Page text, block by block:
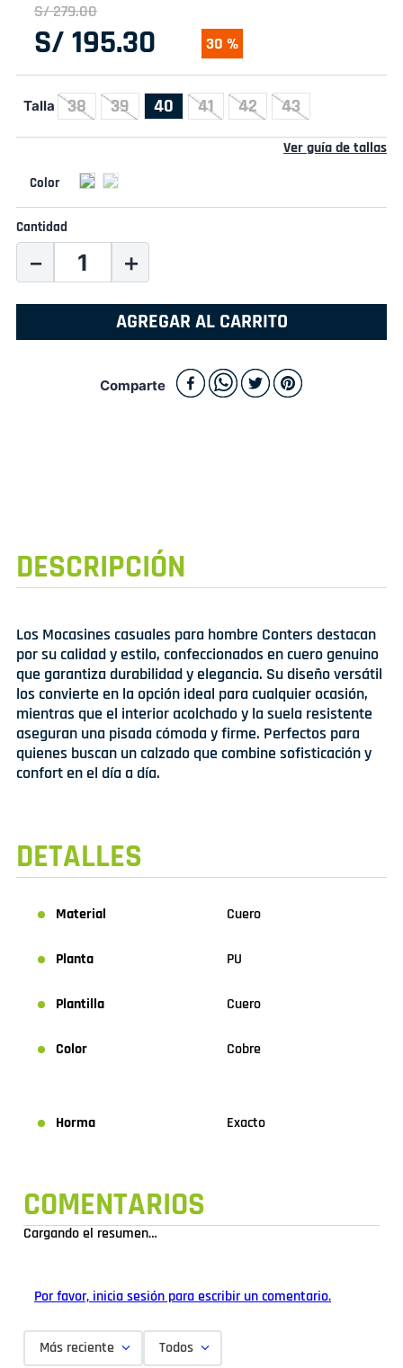
S/279.00
S/ 195.30 30 %
Talla 38 39 40 41 42 43
Ver guía de tallas
Cantidad
＋
－
AGREGAR AL CARRITO
Comparte
DESCRIPCIÓN
Los Mocasines casuales para hombre Conters destacan
por su calidad y estilo, confeccionados en cuero genuino
que garantiza durabilidad y elegancia. Su diseño versátil
los convierte en la opción ideal para cualquier ocasión,
mientras que el interior acolchado y la suela resistente
aseguran una pisada cómoda y firme. Perfectos para
quienes buscan un calzado que combine sofisticación y
confort en el día a día.
DETALLES
Material Cuero
Planta PU
Plantilla Cuero
Color Cobre
Horma Exacto
COMENTARIOS
Cargando el resumen…
Por favor, inicia sesión para escribir un comentario.
Más reciente Todos